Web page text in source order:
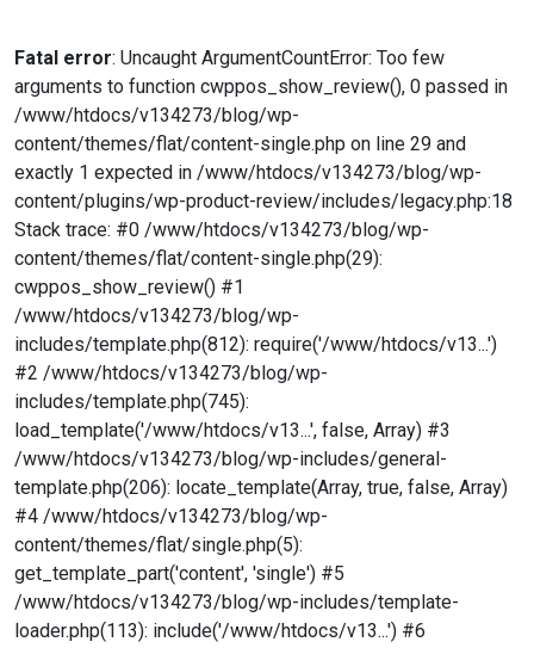
Fatal error: Uncaught ArgumentCountError: Too few
arguments to function cwppos_show_review(), 0 passed in
/www/htdocs/v134273/blog/wp-
content/themes/flat/content-single.php on line 29 and
exactly 1 expected in /www/htdocs/v134273/blog/wp-
content/plugins/wp-product-review/includes/legacy.php:18
Stack trace: #0 /www/htdocs/v134273/blog/wp-
content/themes/flat/content-single.php(29):
cwppos_show_review() #1
/www/htdocs/v134273/blog/wp-
includes/template.php(812): require('/www/htdocs/v13...')
#2 /www/htdocs/v134273/blog/wp-
includes/template.php(745):
load_template('/www/htdocs/v13...', false, Array) #3
/www/htdocs/v134273/blog/wp-includes/general-
template.php(206): locate_template(Array, true, false, Array)
#4 /www/htdocs/v134273/blog/wp-
content/themes/flat/single.php(5):
get_template_part('content', 'single') #5
/www/htdocs/v134273/blog/wp-includes/template-
loader.php(113): include('/www/htdocs/v13...') #6